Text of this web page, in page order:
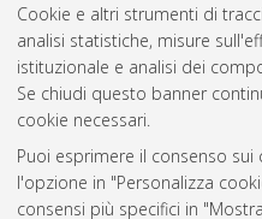
Cookie e altri strumenti di
analisi statistiche, misure
istituzionale e analisi dei
Se chiudi questo banner
cookie necessari.
Puoi esprimere il consenso
l'opzione in "Personalizza
consensi più specifici in
Questa lista e' stata
Atom
Rss 1.0
Rss 2.0